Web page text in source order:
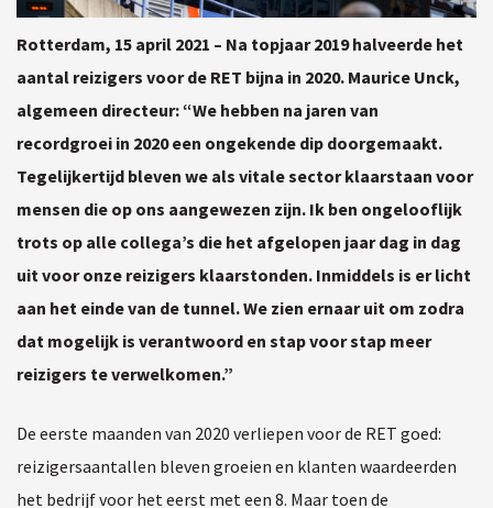
Rotterdam, 15 april 2021 – Na topjaar 2019 halveerde het
aantal reizigers voor de RET bijna in 2020. Maurice Unck,
algemeen directeur: “We hebben na jaren van
recordgroei in 2020 een ongekende dip doorgemaakt.
Tegelijkertijd bleven we als vitale sector klaarstaan voor
mensen die op ons aangewezen zijn. Ik ben ongelooflijk
trots op alle collega’s die het afgelopen jaar dag in dag
uit voor onze reizigers klaarstonden. Inmiddels is er licht
aan het einde van de tunnel. We zien ernaar uit om zodra
dat mogelijk is verantwoord en stap voor stap meer
reizigers te verwelkomen.”
De eerste maanden van 2020 verliepen voor de RET goed:
reizigersaantallen bleven groeien en klanten waardeerden
het bedrijf voor het eerst met een 8. Maar toen de